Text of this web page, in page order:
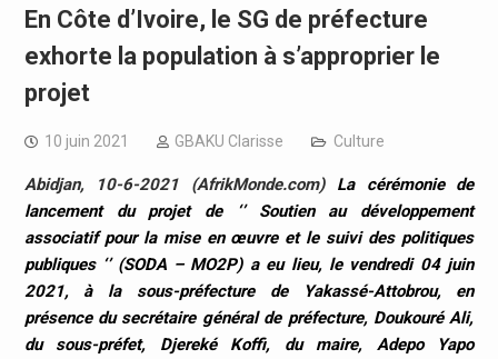
En Côte d’Ivoire, le SG de préfecture
exhorte la population à s’approprier le
projet
10 juin 2021 GBAKU Clarisse Culture
Abidjan, 10-6-2021 (AfrikMonde.com)La cérémonie de
lancement du projet de ‘’ Soutien au développement
associatif pour la mise en œuvre et le suivi des politiques
publiques ‘’ (SODA – MO2P) a eu lieu, le vendredi 04 juin
2021, à la sous-préfecture de Yakassé-Attobrou, en
présence du secrétaire général de préfecture, Doukouré Ali,
du sous-préfet, Djereké Koffi, du maire, Adepo Yapo